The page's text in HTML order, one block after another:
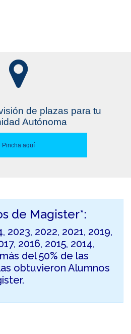
de plazas para tu
Autónoma
Pincha aquí
de Magister*:
2023, 2022, 2021, 2019,
2016, 2015, 2014,
del 50% de las
obtuvieron Alumnos